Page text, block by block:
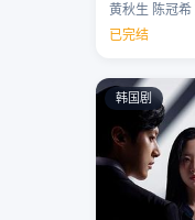
已完结
韩国剧